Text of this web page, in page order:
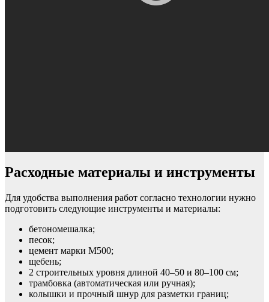
Расходные материалы и инструменты
Для удобства выполнения работ согласно технологии нужно
подготовить следующие инструменты и материалы:
бетономешалка;
песок;
цемент марки М500;
щебень;
2 строительных уровня длиной 40–50 и 80–100 см;
трамбовка (автоматическая или ручная);
колышки и прочный шнур для разметки границ;